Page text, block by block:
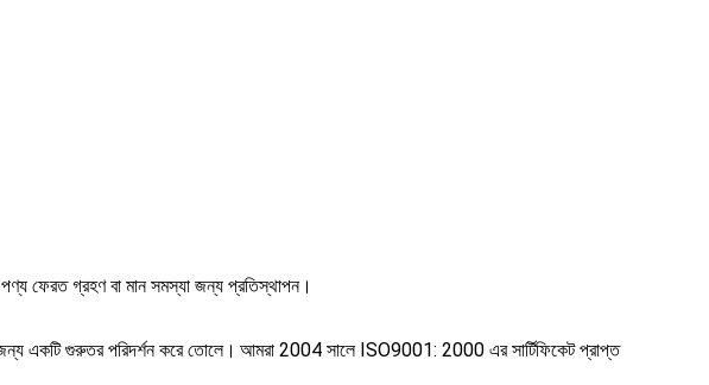
ফেরত গ্রহণ বা মান সমস্যা জন্য প্রতিস্থাপন।
একটি গুরুতর পরিদর্শন করে তোলে। আমরা 2004 সালে ISO9001: 2000 এর সার্টিফিকেট প্রাপ্ত